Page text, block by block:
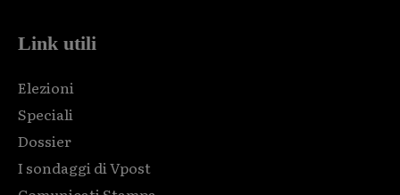
Link utili
Elezioni
Speciali
Dossier
I sondaggi di Vpost